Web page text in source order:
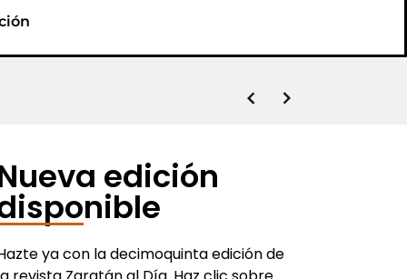
la salida de Víctor Alonso
de Comida a Domicilio
y musical de primer nivel
nivel
de Natación
edición
ya con la decimoquinta edición de